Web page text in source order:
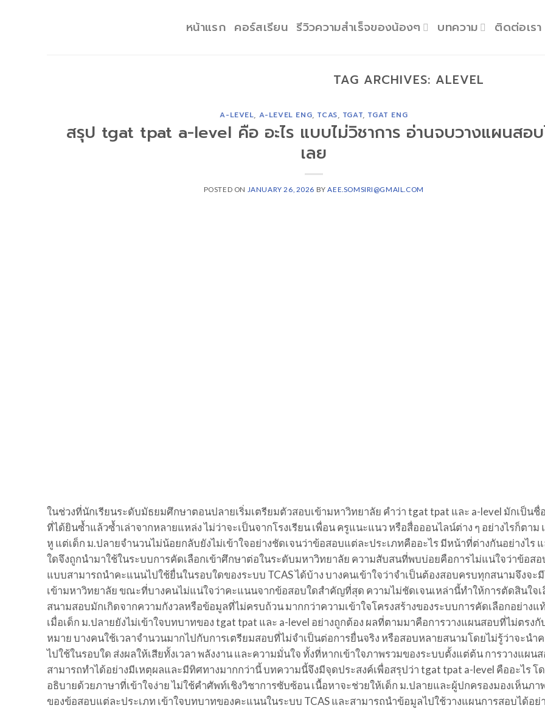
หน้าแรก คอร์สเรียน รีวิวความสำเร็จของน้องๆ บทความ ติดต่อเรา
TAG ARCHIVES: ALEVEL
A-LEVEL, A-LEVEL ENG, TCAS, TGAT, TGAT ENG
สรุป tgat tpat a-level คือ อะไร แบบไม่วิชาการ อ่านจบวางแผนสอ
เลย
POSTED ON JANUARY 26, 2026 BYAEE.SOMSIRI@GMAIL.COM
ในช่วงที่นักเรียนระดับมัธยมศึกษาตอนปลายเริ่มเตรียมตัวสอบเข้ามหาวิทยาลัย คำว่า tgat tpat และ a-level มักเป็นชื่
ที่ได้ยินซ้ำแล้วซ้ำเล่าจากหลายแหล่ง ไม่ว่าจะเป็นจากโรงเรียน เพื่อน ครูแนะแนว หรือสื่อออนไลน์ต่าง ๆ อย่างไรก็ตาม
หู แต่เด็ก ม.ปลายจำนวนไม่น้อยกลับยังไม่เข้าใจอย่างชัดเจนว่าข้อสอบแต่ละประเภทคืออะไร มีหน้าที่ต่างกันอย่างไร
ใดจึงถูกนำมาใช้ในระบบการคัดเลือกเข้าศึกษาต่อในระดับมหาวิทยาลัย ความสับสนที่พบบ่อยคือการไม่แน่ใจว่าข้อส
แบบสามารถนำคะแนนไปใช้ยื่นในรอบใดของระบบ TCAS ได้บ้าง บางคนเข้าใจว่าจำเป็นต้องสอบครบทุกสนามจึงจะ
เข้ามหาวิทยาลัย ขณะที่บางคนไม่แน่ใจว่าคะแนนจากข้อสอบใดสำคัญที่สุด ความไม่ชัดเจนเหล่านี้ทำให้การตัดสินใจเ
สนามสอบมักเกิดจากความกังวลหรือข้อมูลที่ไม่ครบถ้วน มากกว่าความเข้าใจโครงสร้างของระบบการคัดเลือกอย่างแ
เมื่อเด็ก ม.ปลายยังไม่เข้าใจบทบาทของ tgat tpat และ a-level อย่างถูกต้อง ผลที่ตามมาคือการวางแผนสอบที่ไม่ตรงกั
หมาย บางคนใช้เวลาจำนวนมากไปกับการเตรียมสอบที่ไม่จำเป็นต่อการยื่นจริง หรือสอบหลายสนามโดยไม่รู้ว่าจะนำ
ไปใช้ในรอบใด ส่งผลให้เสียทั้งเวลา พลังงาน และความมั่นใจ ทั้งที่หากเข้าใจภาพรวมของระบบตั้งแต่ต้น การวางแผน
สามารถทำได้อย่างมีเหตุผลและมีทิศทางมากกว่านี้ บทความนี้จึงมีจุดประสงค์เพื่อสรุปว่า tgat tpat a-level คืออะไร โ
อธิบายด้วยภาษาที่เข้าใจง่าย ไม่ใช้คำศัพท์เชิงวิชาการซับซ้อน เนื้อหาจะช่วยให้เด็ก ม.ปลายและผู้ปกครองมองเห็นภา
ของข้อสอบแต่ละประเภท เข้าใจบทบาทของคะแนนในระบบ TCAS และสามารถนำข้อมูลไปใช้วางแผนการสอบได้อย่